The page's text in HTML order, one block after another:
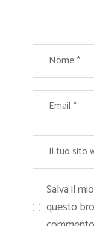
Salva il
questo